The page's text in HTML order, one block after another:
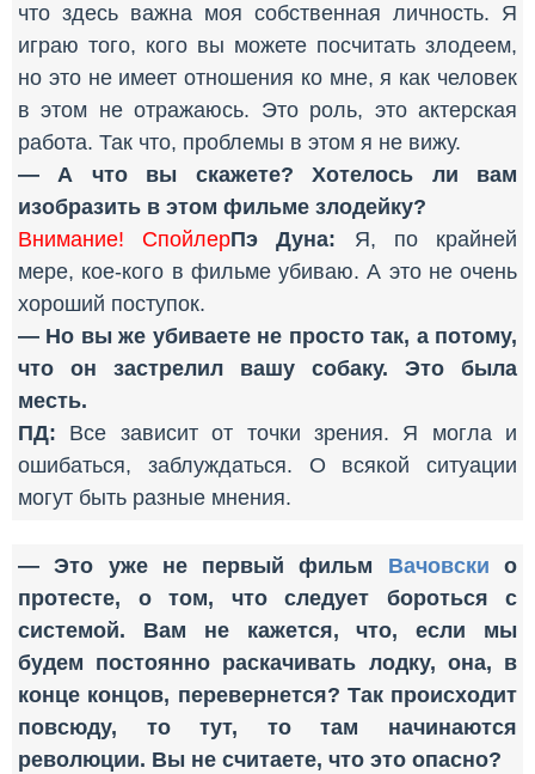
что здесь важна моя собственная личность. Я
играю того, кого вы можете посчитать злодеем,
но это не имеет отношения ко мне, я как человек
в этом не отражаюсь. Это роль, это актерская
работа. Так что, проблемы в этом я не вижу.
— А что вы скажете? Хотелось ли вам
изобразить в этом фильме злодейку?
Внимание! СпойлерПэ Дуна: Я, по крайней
мере, кое-кого в фильме убиваю. А это не очень
хороший поступок.
— Но вы же убиваете не просто так, а потому,
что он застрелил вашу собаку. Это была
месть.
ПД: Все зависит от точки зрения. Я могла и
ошибаться, заблуждаться. О всякой ситуации
могут быть разные мнения.
— Это уже не первый фильм Вачовски о
протесте, о том, что следует бороться с
системой. Вам не кажется, что, если мы
будем постоянно раскачивать лодку, она, в
конце концов, перевернется? Так происходит
повсюду, то тут, то там начинаются
революции. Вы не считаете, что это опасно?